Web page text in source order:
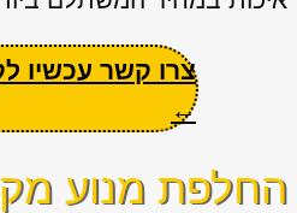
צרו קשר עכשיו
←
החלפת מנוע